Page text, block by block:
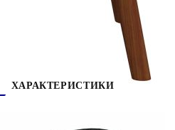
ХАРАКТЕРИСТИКИ